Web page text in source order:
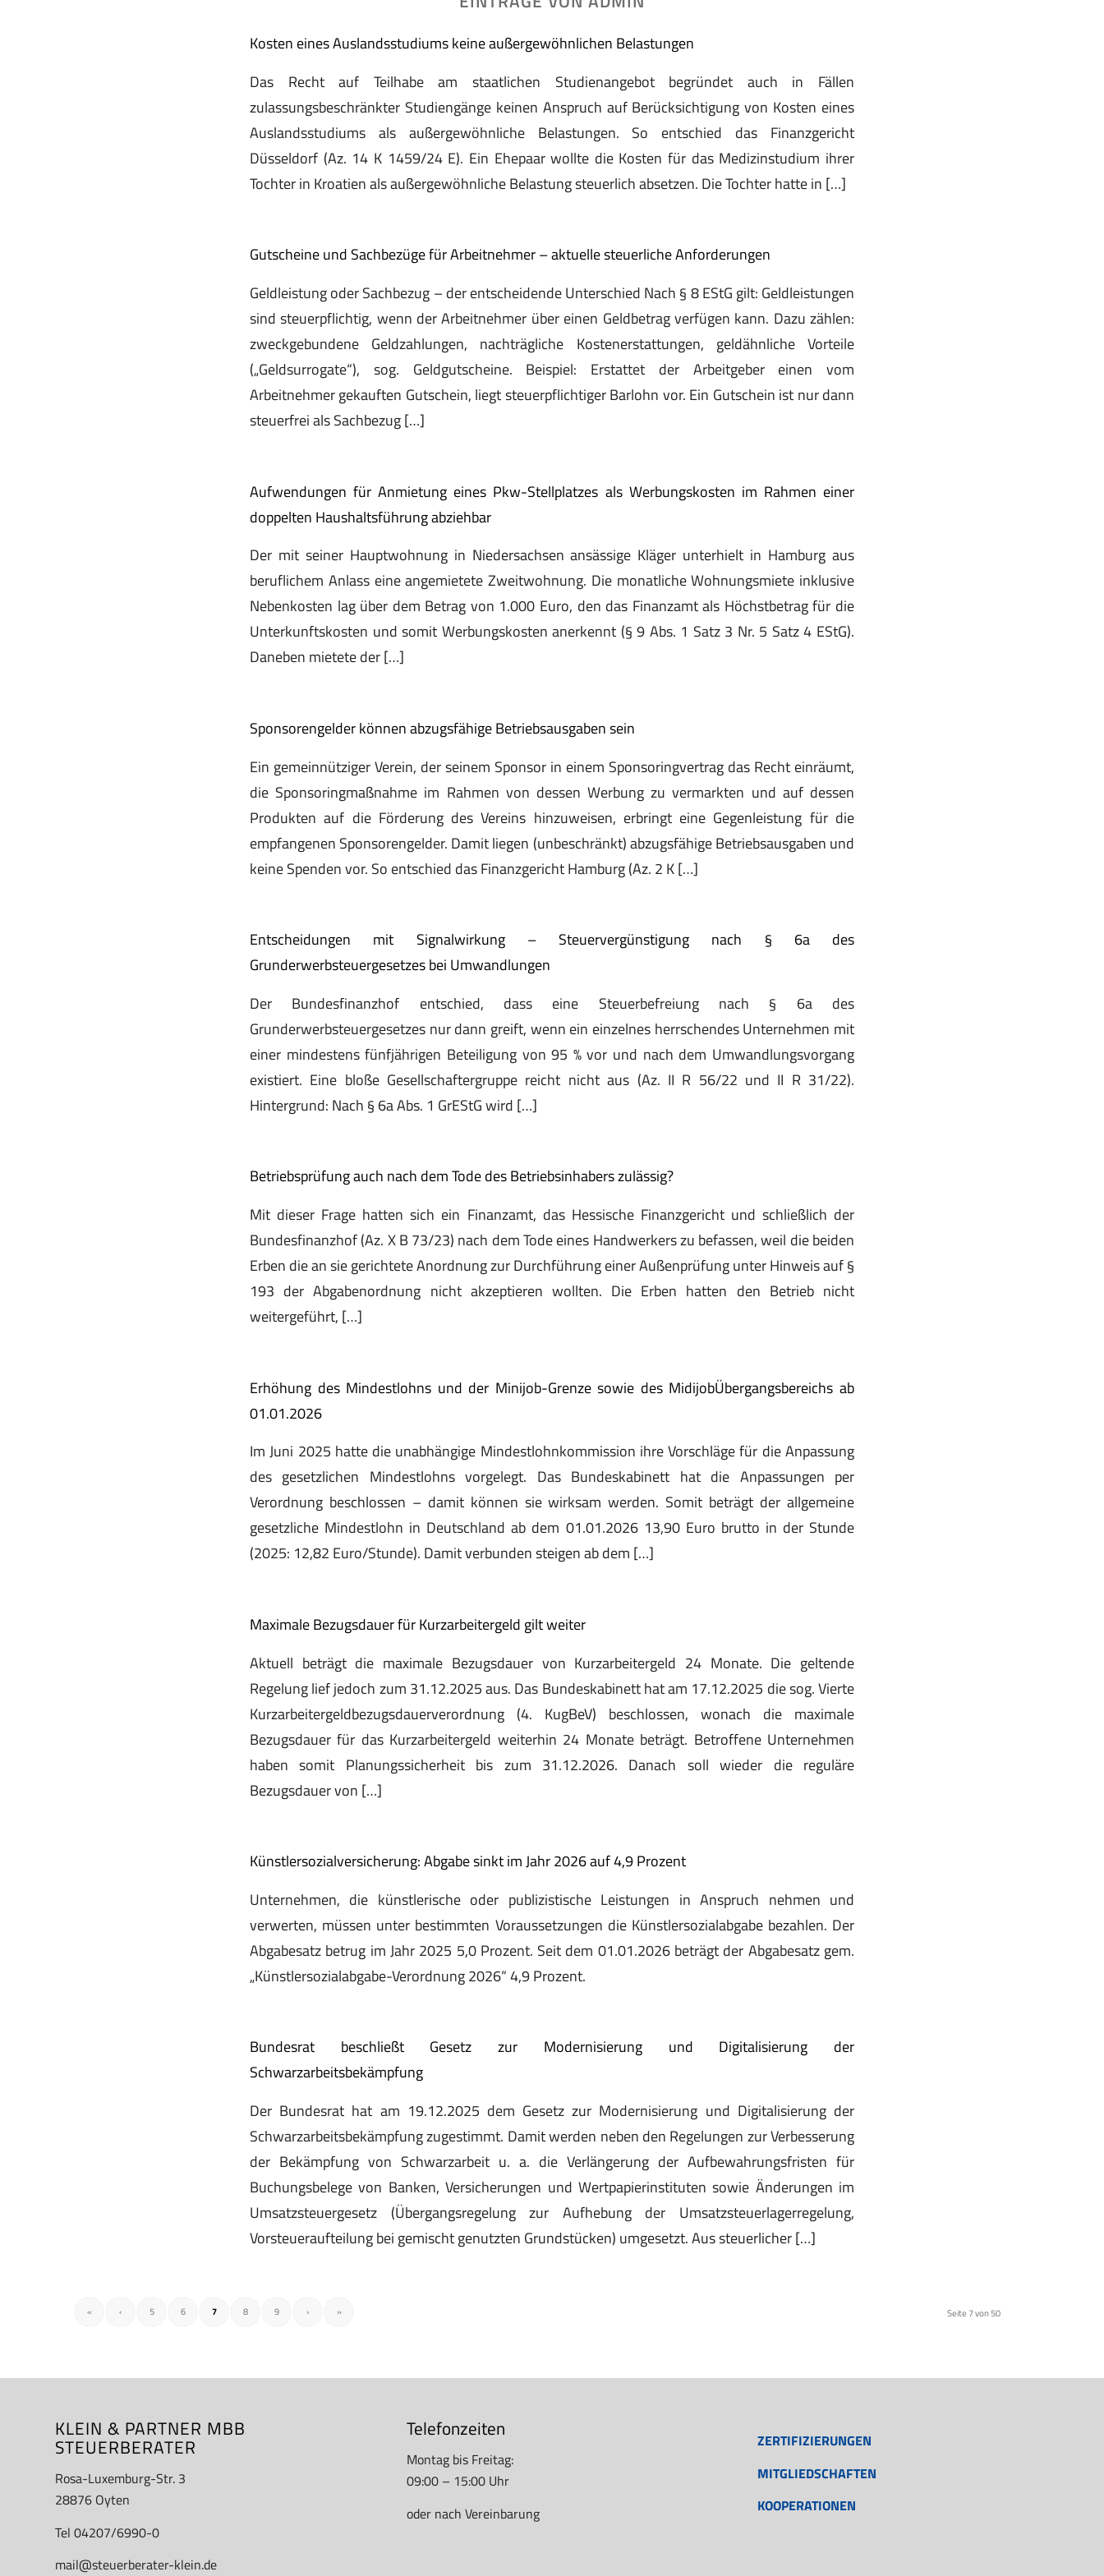
Kosten eines Auslandsstudiums keine außergewöhnlichen Belastungen
Das Recht auf Teilhabe am staatlichen Studienangebot begründet auch in Fällen
zulassungsbeschränkter Studiengänge keinen Anspruch auf Berücksichtigung von Kosten eines
Auslandsstudiums als außergewöhnliche Belastungen. So entschied das Finanzgericht
Düsseldorf (Az. 14 K 1459/24 E). Ein Ehepaar wollte die Kosten für das Medizinstudium ihrer
Tochter in Kroatien als außergewöhnliche Belastung steuerlich absetzen. Die Tochter hatte in […]
Gutscheine und Sachbezüge für Arbeitnehmer – aktuelle steuerliche Anforderungen
Geldleistung oder Sachbezug – der entscheidende Unterschied Nach § 8 EStG gilt: Geldleistungen
sind steuerpflichtig, wenn der Arbeitnehmer über einen Geldbetrag verfügen kann. Dazu zählen:
zweckgebundene Geldzahlungen, nachträgliche Kostenerstattungen, geldähnliche Vorteile
(„Geldsurrogate“), sog. Geldgutscheine. Beispiel: Erstattet der Arbeitgeber einen vom
Arbeitnehmer gekauften Gutschein, liegt steuerpflichtiger Barlohn vor. Ein Gutschein ist nur dann
steuerfrei als Sachbezug […]
Aufwendungen für Anmietung eines Pkw-Stellplatzes als Werbungskosten im Rahmen einer
doppelten Haushaltsführung abziehbar
Der mit seiner Hauptwohnung in Niedersachsen ansässige Kläger unterhielt in Hamburg aus
beruflichem Anlass eine angemietete Zweitwohnung. Die monatliche Wohnungsmiete inklusive
Nebenkosten lag über dem Betrag von 1.000 Euro, den das Finanzamt als Höchstbetrag für die
Unterkunftskosten und somit Werbungskosten anerkennt (§ 9 Abs. 1 Satz 3 Nr. 5 Satz 4 EStG).
Daneben mietete der […]
Sponsorengelder können abzugsfähige Betriebsausgaben sein
Ein gemeinnütziger Verein, der seinem Sponsor in einem Sponsoringvertrag das Recht einräumt,
die Sponsoringmaßnahme im Rahmen von dessen Werbung zu vermarkten und auf dessen
Produkten auf die Förderung des Vereins hinzuweisen, erbringt eine Gegenleistung für die
empfangenen Sponsorengelder. Damit liegen (unbeschränkt) abzugsfähige Betriebsausgaben und
keine Spenden vor. So entschied das Finanzgericht Hamburg (Az. 2 K […]
Entscheidungen mit Signalwirkung – Steuervergünstigung nach § 6a des
Grunderwerbsteuergesetzes bei Umwandlungen
Der Bundesfinanzhof entschied, dass eine Steuerbefreiung nach § 6a des
Grunderwerbsteuergesetzes nur dann greift, wenn ein einzelnes herrschendes Unternehmen mit
einer mindestens fünfjährigen Beteiligung von 95 % vor und nach dem Umwandlungsvorgang
existiert. Eine bloße Gesellschaftergruppe reicht nicht aus (Az. II R 56/22 und II R 31/22).
Hintergrund: Nach § 6a Abs. 1 GrEStG wird […]
Betriebsprüfung auch nach dem Tode des Betriebsinhabers zulässig?
Mit dieser Frage hatten sich ein Finanzamt, das Hessische Finanzgericht und schließlich der
Bundesfinanzhof (Az. X B 73/23) nach dem Tode eines Handwerkers zu befassen, weil die beiden
Erben die an sie gerichtete Anordnung zur Durchführung einer Außenprüfung unter Hinweis auf §
193 der Abgabenordnung nicht akzeptieren wollten. Die Erben hatten den Betrieb nicht
weitergeführt, […]
Erhöhung des Mindestlohns und der Minijob-Grenze sowie des MidijobÜbergangsbereichs ab
01.01.2026
Im Juni 2025 hatte die unabhängige Mindestlohnkommission ihre Vorschläge für die Anpassung
des gesetzlichen Mindestlohns vorgelegt. Das Bundeskabinett hat die Anpassungen per
Verordnung beschlossen – damit können sie wirksam werden. Somit beträgt der allgemeine
gesetzliche Mindestlohn in Deutschland ab dem 01.01.2026 13,90 Euro brutto in der Stunde
(2025: 12,82 Euro/Stunde). Damit verbunden steigen ab dem […]
Maximale Bezugsdauer für Kurzarbeitergeld gilt weiter
Aktuell beträgt die maximale Bezugsdauer von Kurzarbeitergeld 24 Monate. Die geltende
Regelung lief jedoch zum 31.12.2025 aus. Das Bundeskabinett hat am 17.12.2025 die sog. Vierte
Kurzarbeitergeldbezugsdauerverordnung (4. KugBeV) beschlossen, wonach die maximale
Bezugsdauer für das Kurzarbeitergeld weiterhin 24 Monate beträgt. Betroffene Unternehmen
haben somit Planungssicherheit bis zum 31.12.2026. Danach soll wieder die reguläre
Bezugsdauer von […]
Künstlersozialversicherung: Abgabe sinkt im Jahr 2026 auf 4,9 Prozent
Unternehmen, die künstlerische oder publizistische Leistungen in Anspruch nehmen und
verwerten, müssen unter bestimmten Voraussetzungen die Künstlersozialabgabe bezahlen. Der
Abgabesatz betrug im Jahr 2025 5,0 Prozent. Seit dem 01.01.2026 beträgt der Abgabesatz gem.
„Künstlersozialabgabe-Verordnung 2026“ 4,9 Prozent.
Bundesrat beschließt Gesetz zur Modernisierung und Digitalisierung der
Schwarzarbeitsbekämpfung
Der Bundesrat hat am 19.12.2025 dem Gesetz zur Modernisierung und Digitalisierung der
Schwarzarbeitsbekämpfung zugestimmt. Damit werden neben den Regelungen zur Verbesserung
der Bekämpfung von Schwarzarbeit u. a. die Verlängerung der Aufbewahrungsfristen für
Buchungsbelege von Banken, Versicherungen und Wertpapierinstituten sowie Änderungen im
Umsatzsteuergesetz (Übergangsregelung zur Aufhebung der Umsatzsteuerlagerregelung,
Vorsteueraufteilung bei gemischt genutzten Grundstücken) umgesetzt. Aus steuerlicher […]
Seite 7 von 50
« ‹ 5 6 7 8 9 › »
KLEIN & PARTNER MBB
STEUERBERATER
Rosa-Luxemburg-Str. 3
28876 Oyten
Tel 04207/6990-0
mail@steuerberater-klein.de
Telefonzeiten
Montag bis Freitag:
09:00 – 15:00 Uhr
oder nach Vereinbarung
ZERTIFIZIERUNGEN
MITGLIEDSCHAFTEN
KOOPERATIONEN